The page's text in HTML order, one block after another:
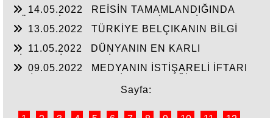
YATIRIMI ALMASINDA!!!
14.05.2022
REİSİN TAMAMLANDIĞINDA
ÇEVİRTECEK ÇEYİZİ
13.05.2022
TÜRKİYE BELÇIKANIN BİLGİ
ÇEVİRMESİNİ ENGELLESİN!!!
11.05.2022
DÜNYANIN EN KARLI
KURTULMANINDA REÇETESİ!
09.05.2022
MEDYANIN İSTİŞARELİ İFTARI
YAKIN İŞSİZE İŞ BAŞARISI!!
Sayfa: